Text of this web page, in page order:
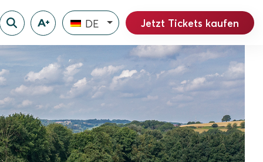
DE Jetzt Tickets kaufen